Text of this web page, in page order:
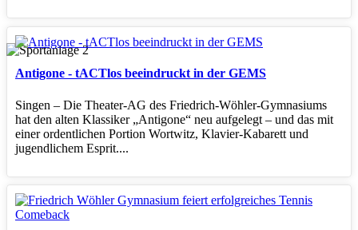
Antigone - tACTlos beeindruckt in der GEMS
Singen – Die Theater‑AG des Friedrich‑Wöhler‑Gymnasiums
hat den alten Klassiker „Antigone“ neu aufgelegt – und das mit
einer ordentlichen Portion Wortwitz, Klavier‑Kabarett und
jugendlichem Esprit....